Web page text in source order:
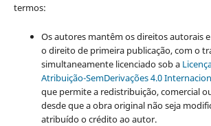
termos:
Os autores mantêm os direitos autorais
o direito de primeira publicação, com o
simultaneamente licenciado sob a
Atribuição-SemDerivações 4.0
que permite a redistribuição, comercial
desde que a obra original não seja
atribuído o crédito ao autor.